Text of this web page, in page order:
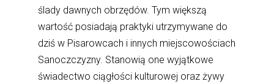
ślady dawnych obrzędów. Tym większą
wartość posiadają praktyki utrzymywane do
dziś w Pisarowcach i innych miejscowościach
Sanoczczyzny. Stanowią one wyjątkowe
świadectwo ciągłości kulturowej oraz żywy